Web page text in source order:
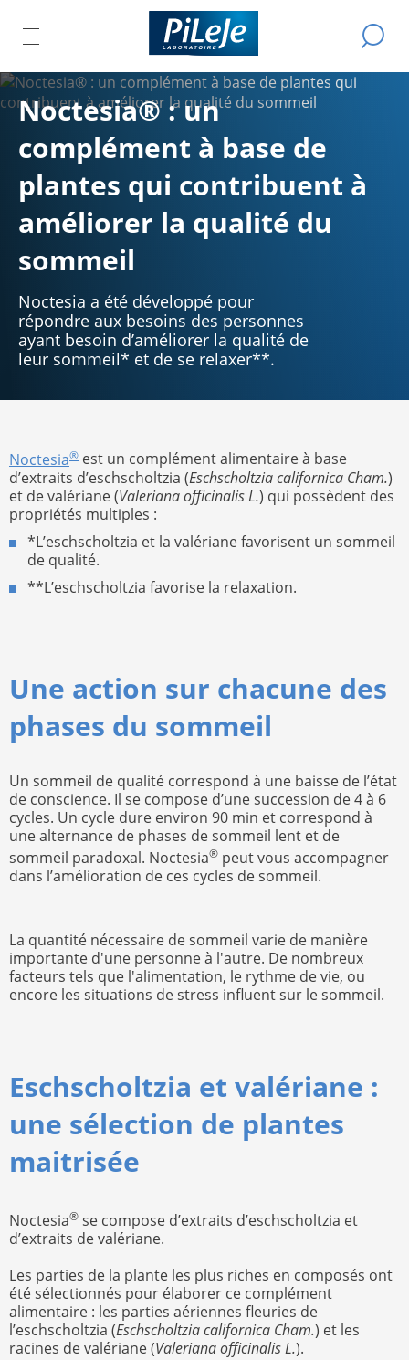
OUVRIR
LE
MENU
PRINCIPAL
Tous
les
du
Laboratoire
une
Noctesia® : un
complément à base de
plantes qui contribuent à
améliorer la qualité du
sommeil
Noctesia a été développé pour
répondre aux besoins des personnes
ayant besoin d’améliorer la qualité de
leur sommeil* et de se relaxer**.
Noctesia® est un complément alimentaire à base
d’extraits d’eschscholtzia (Eschscholtzia californica Cham.)
et de valériane (Valeriana officinalis L.) qui possèdent des
propriétés multiples :
*L’eschscholtzia et la valériane favorisent un sommeil
de qualité.
**L’eschscholtzia favorise la relaxation.
Une action sur chacune des
phases du sommeil
Un sommeil de qualité correspond à une baisse de l’état
de conscience. Il se compose d’une succession de 4 à 6
cycles. Un cycle dure environ 90 min et correspond à
une alternance de phases de sommeil lent et de
sommeil paradoxal. Noctesia® peut vous accompagner
dans l’amélioration de ces cycles de sommeil.
La quantité nécessaire de sommeil varie de manière
importante d'une personne à l'autre. De nombreux
facteurs tels que l'alimentation, le rythme de vie, ou
encore les situations de stress influent sur le sommeil.
Eschscholtzia et valériane :
une sélection de plantes
maitrisée
Noctesia® se compose d’extraits d’eschscholtzia et
d’extraits de valériane.
Les parties de la plante les plus riches en composés ont
été sélectionnés pour élaborer ce complément
alimentaire : les parties aériennes fleuries de
l’eschscholtzia (Eschscholtzia californica Cham.) et les
racines de valériane (Valeriana officinalis L.).